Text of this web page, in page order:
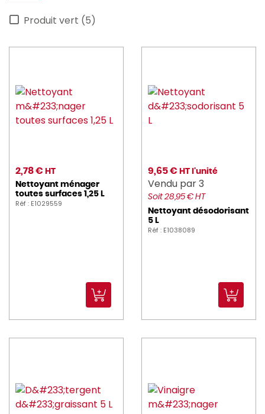
Produit vert (5)
2,78 € HT
Nettoyant ménager
toutes surfaces 1,25 L
Réf : E1029559
9,65 € HT l'unité
Vendu par 3
Soit 28,95 € HT
Nettoyant désodorisant
5 L
Réf : E1038089